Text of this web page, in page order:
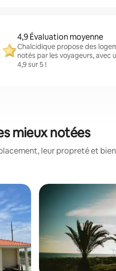
4,9 Évaluation moyenne
Chalcidique propose des
notés par les voyageurs, avec
4,9 sur 5 !
mieux notées
leur propreté et
appréciés